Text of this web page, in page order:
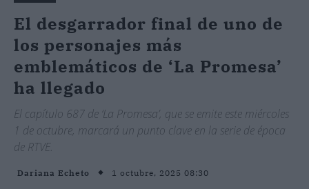
El desgarrador final de uno de
los personajes más
emblemáticos de ‘La Promesa’
ha llegado
El capítulo 687 de ‘La Promesa’, que se emite este miércoles
1 de octubre, marcará un punto clave en la serie de época
de RTVE.
Dariana Echeto 1 octubre, 2025 08:30